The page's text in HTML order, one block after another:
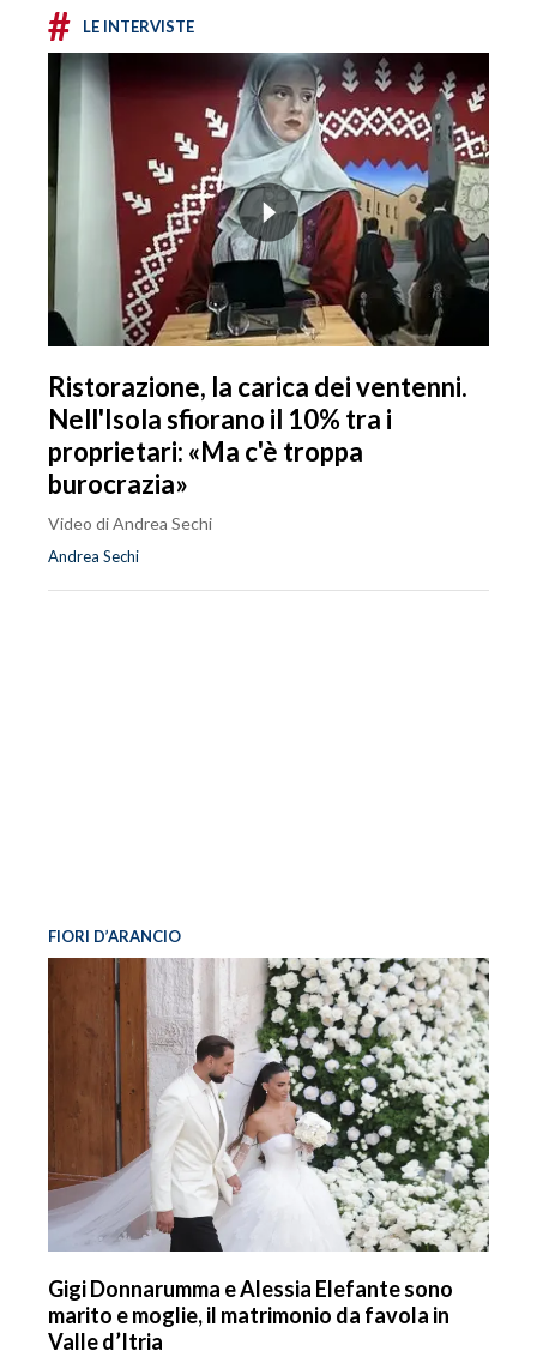
# LE INTERVISTE
Ristorazione, la carica dei ventenni.
Nell'Isola sfiorano il 10% tra i
proprietari: «Ma c'è troppa
burocrazia»
Video di Andrea Sechi
Andrea Sechi
FIORI D’ARANCIO
Gigi Donnarumma e Alessia Elefante sono
marito e moglie, il matrimonio da favola in
Valle d’Itria